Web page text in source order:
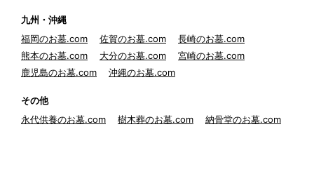
九州・沖縄
福岡のお墓.com
佐賀のお墓.com
長崎のお墓.com
熊本のお墓.com
大分のお墓.com
宮崎のお墓.com
鹿児島のお墓.com
沖縄のお墓.com
その他
永代供養のお墓.com
樹木葬のお墓.com 納骨堂のお墓.com